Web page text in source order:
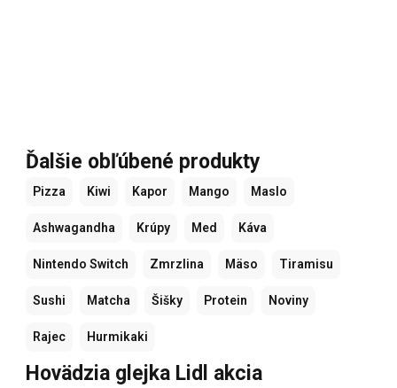
Ďalšie obľúbené produkty
Pizza Kiwi Kapor Mango Maslo
Ashwagandha Krúpy Med Káva
Nintendo Switch Zmrzlina Mäso Tiramisu
Sushi Matcha Šišky Protein Noviny
Rajec Hurmikaki
Hovädzia glejka Lidl akcia